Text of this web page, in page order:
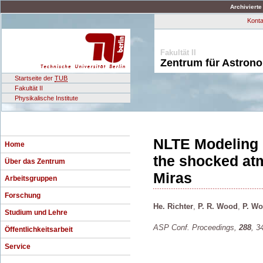
Archivierte
Startseite der TUB
Fakultät II
Physikalische Institute
Fakultät II
Zentrum für
Home
Über das Zentrum
Arbeitsgruppen
Forschung
Studium und Lehre
Öffentlichkeitsarbeit
Service
NLTE
the shocked
Miras
He. Richter, P. R. Wood , P.
ASP Conf. Proceedings, 288,